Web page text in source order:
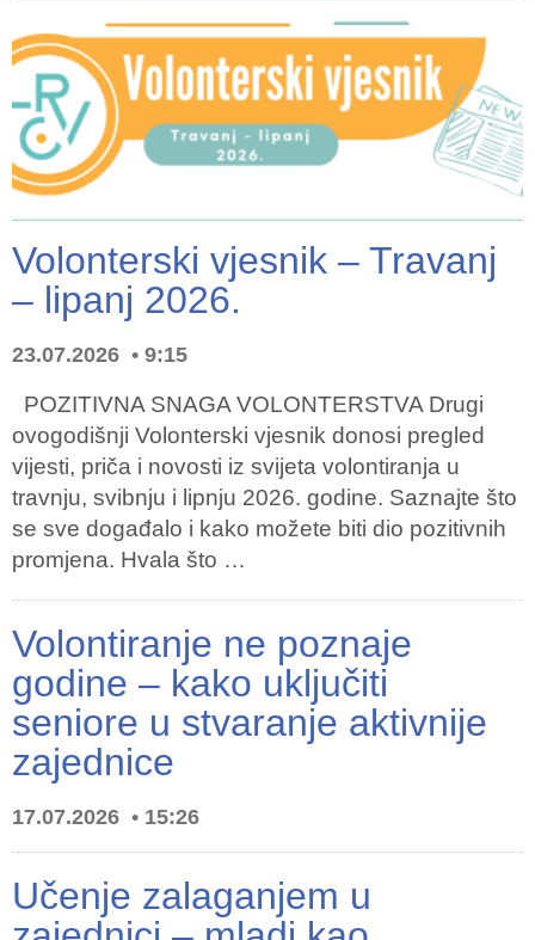
Volonterski vjesnik – Travanj
– lipanj 2026.
23.07.2026 9:15
POZITIVNA SNAGA VOLONTERSTVA Drugi
ovogodišnji Volonterski vjesnik donosi pregled
vijesti, priča i novosti iz svijeta volontiranja u
travnju, svibnju i lipnju 2026. godine. Saznajte što
se sve događalo i kako možete biti dio pozitivnih
promjena. Hvala što …
Volontiranje ne poznaje
godine – kako uključiti
seniore u stvaranje aktivnije
zajednice
17.07.2026 15:26
Učenje zalaganjem u